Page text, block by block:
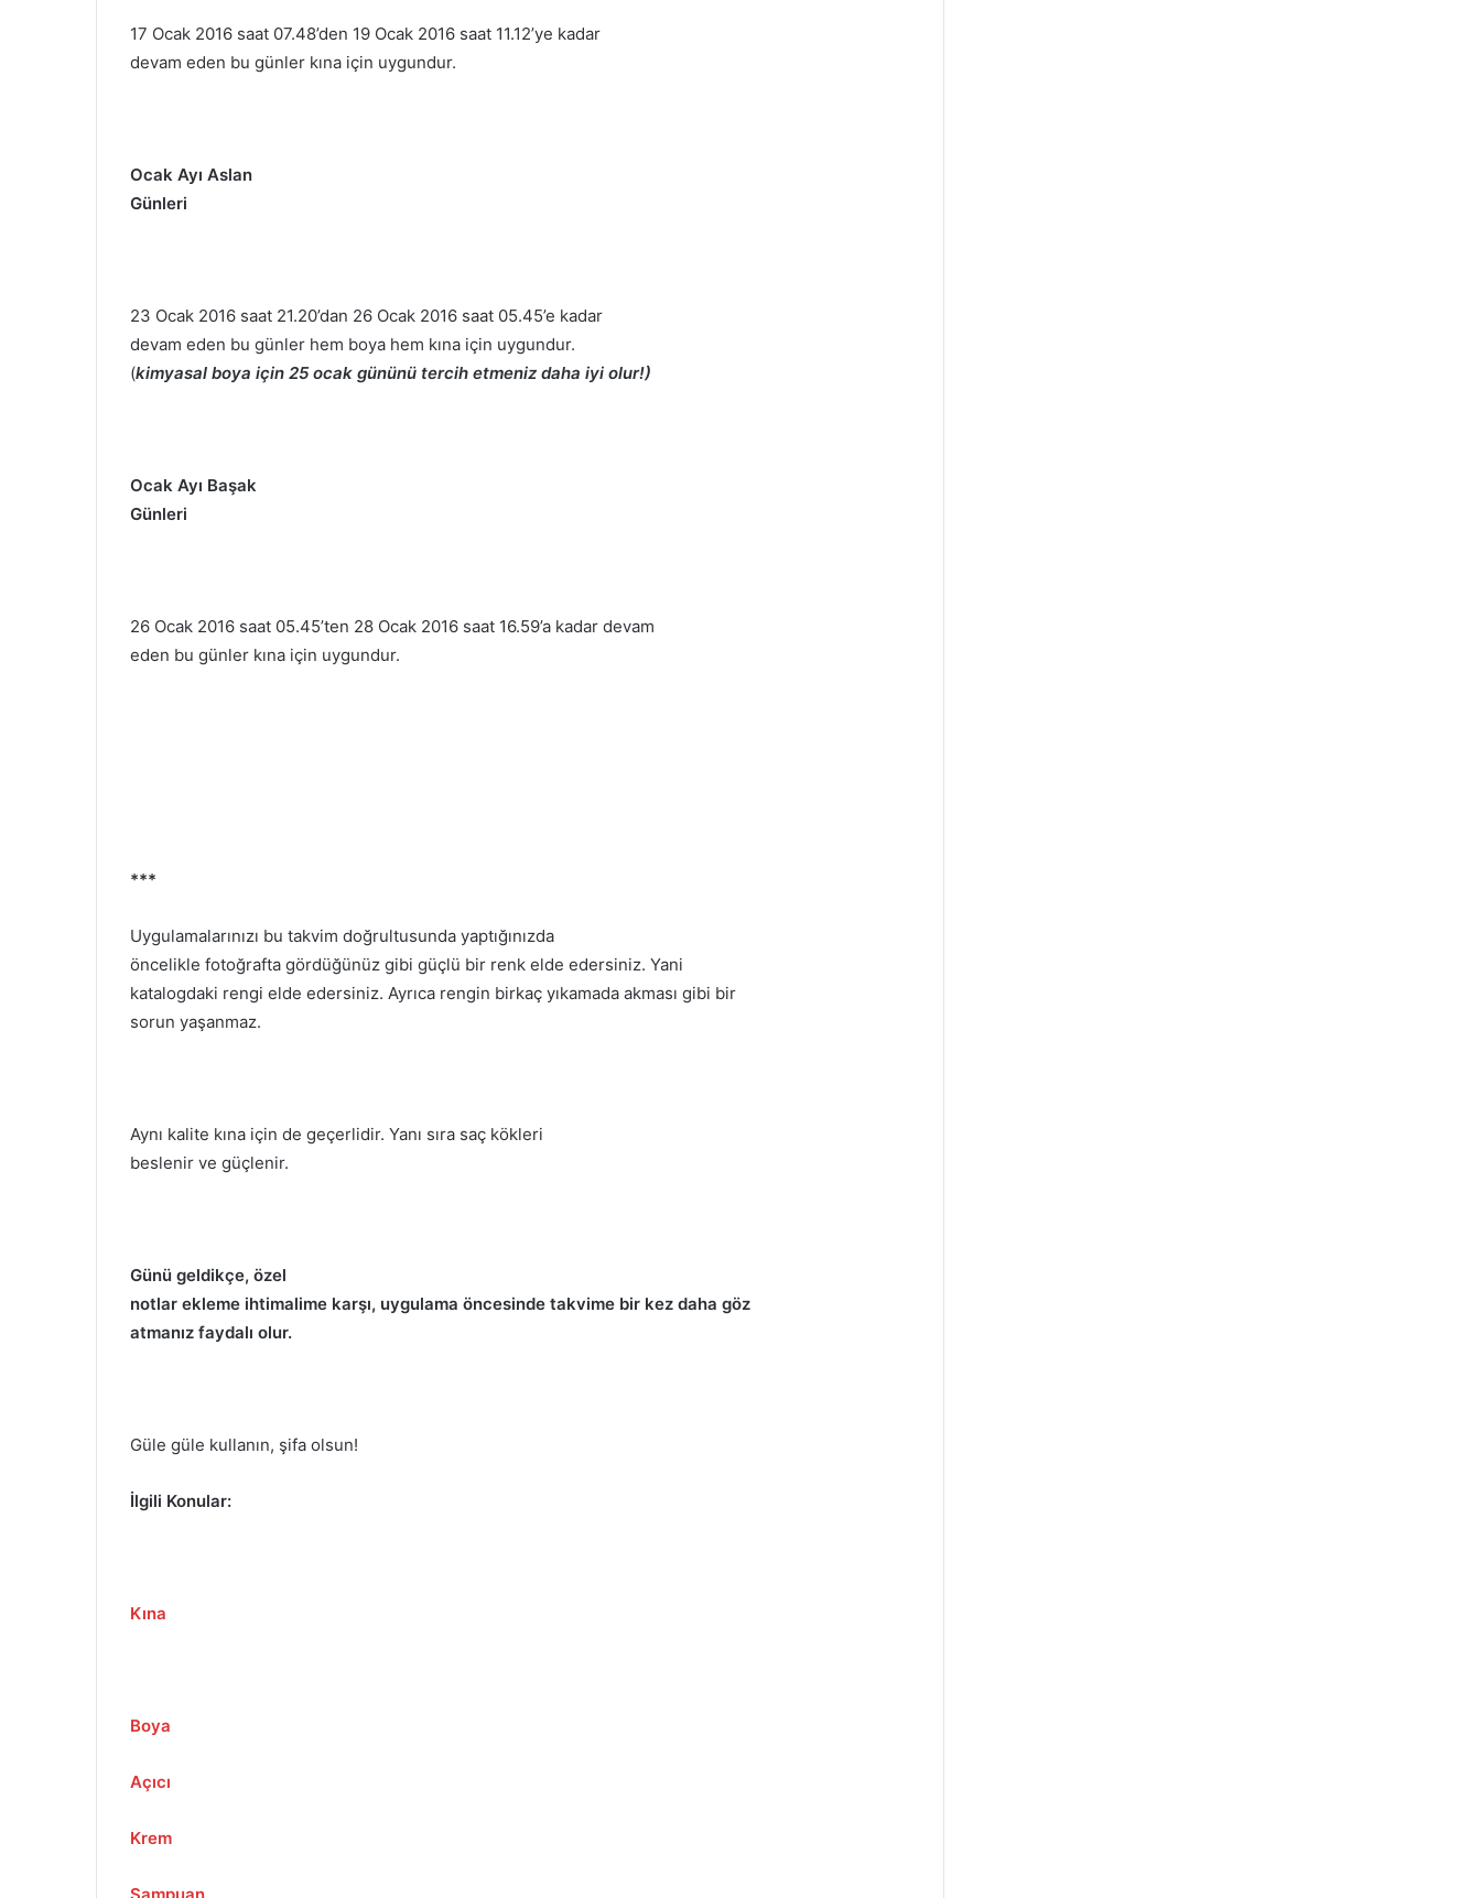
17 Ocak 2016 saat 07.48’den 19 Ocak 2016 saat 11.12’ye kadar
devam eden bu günler kına için uygundur.
Ocak Ayı Aslan
Günleri
23 Ocak 2016 saat 21.20’dan 26 Ocak 2016 saat 05.45’e kadar
devam eden bu günler hem boya hem kına için uygundur.
(kimyasal boya için 25 ocak gününü tercih etmeniz daha iyi olur!)
Ocak Ayı Başak
Günleri
26 Ocak 2016 saat 05.45’ten 28 Ocak 2016 saat 16.59’a kadar devam
eden bu günler kına için uygundur.
***
Uygulamalarınızı bu takvim doğrultusunda yaptığınızda
öncelikle fotoğrafta gördüğünüz gibi güçlü bir renk elde edersiniz. Yani
katalogdaki rengi elde edersiniz. Ayrıca rengin birkaç yıkamada akması gibi bir
sorun yaşanmaz.
Aynı kalite kına için de geçerlidir. Yanı sıra saç kökleri
beslenir ve güçlenir.
Günü geldikçe, özel
notlar ekleme ihtimalime karşı, uygulama öncesinde takvime bir kez daha göz
atmanız faydalı olur.
Güle güle kullanın, şifa olsun!
İlgili Konular:
Kına
Boya
Açıcı
Krem